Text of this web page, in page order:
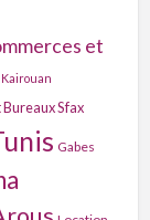
et
Sfax
Gabes